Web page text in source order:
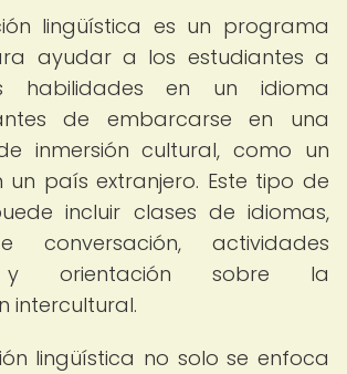
lingüística es un programa
ayudar a los estudiantes a
habilidades en un idioma
de embarcarse en una
inmersión cultural, como un
un país extranjero. Este tipo de
incluir clases de idiomas,
conversación, actividades
y orientación sobre la
intercultural.
lingüística no solo se enfoca